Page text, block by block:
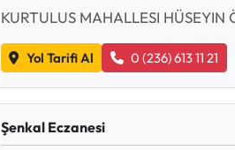
KURTULUS MAHALLESI
Yol Tarifi Al 0 (236) 613 11 21
Şenkal Eczanesi